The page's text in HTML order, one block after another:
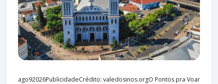
ago92026PublicidadeCrédito: valedosinos.orgO Pontos pra Voar